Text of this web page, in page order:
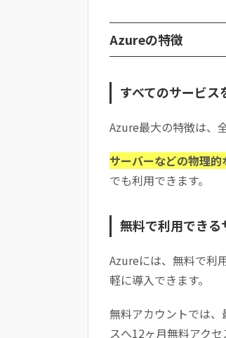
Azureの特徴
すべてのサービス
Azure最大の特徴は、
サーバーなどの物理
でも利用できます。
無料で利用でき
Azureには、無料で利
軽に導入できます。
無料アカウントでは
スへ12ヶ月無料アクセ